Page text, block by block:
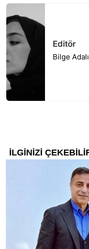
Editör
Bilge Adalı